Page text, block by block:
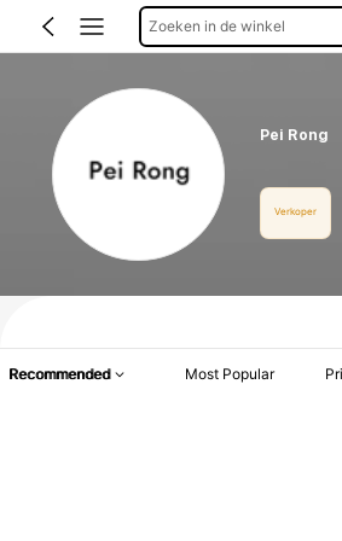
Zoeken in de winkel
Pei Rong
Verkoper
Productinformatie: Prijsopenbaring, Verkoop- en
Recommended Most Popular